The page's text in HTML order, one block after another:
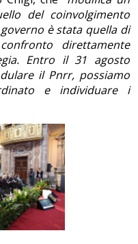
del coinvolgimento
è stata quella di
direttamente
Entro il 31 agosto
il Pnrr, possiamo
e individuare i